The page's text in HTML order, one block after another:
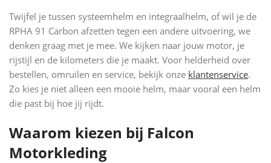
Twijfel je tussen systeemhelm en integraalhelm, of wil je de
RPHA 91 Carbon afzetten tegen een andere uitvoering, we
denken graag met je mee. We kijken naar jouw motor, je
rijstijl en de kilometers die je maakt. Voor helderheid over
bestellen, omruilen en service, bekijk onze klantenservice.
Zo kies je niet alleen een mooie helm, maar vooral een helm
die past bij hoe jij rijdt.
Waarom kiezen bij Falcon
Motorkleding